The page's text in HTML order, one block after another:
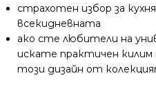
страхотен избор за
всекидневната
ако сте любители на
искате практичен килим
този дизайн от